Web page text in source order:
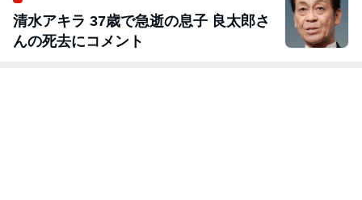
清水アキラ 37歳で急逝の息子 良太郎さ
んの死去にコメント